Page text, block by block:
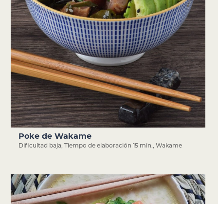
Poke de Wakame
Dificultad baja Tiempo de elaboración 15 min. Wakame